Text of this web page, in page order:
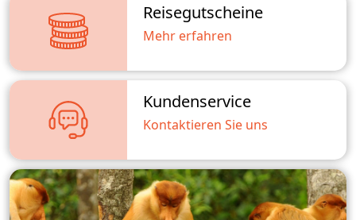
Reisegutscheine
Mehr erfahren
Kundenservice
Kontaktieren Sie uns